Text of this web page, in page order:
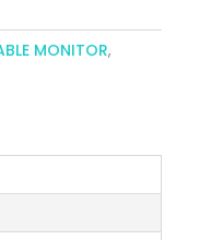
MONITOR,